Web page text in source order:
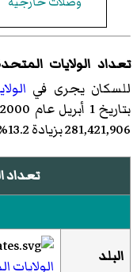
تعداد الولايات المتحدة
للسكان يجرى في
281,421,906 بزيادة 13.2% عن التعداد السابق
تعداد
البلد
الولايات